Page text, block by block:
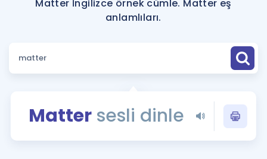
ÜYE DEĞİLİM
Faydalı Araçlar
Sözlük
Rehberlik Aracı
ÖSYM Sınav Takvimi
Hakkımızda
Matter İngilizce örnek cümle. Matter eş
anlamlıları.
Mattersesli dinle